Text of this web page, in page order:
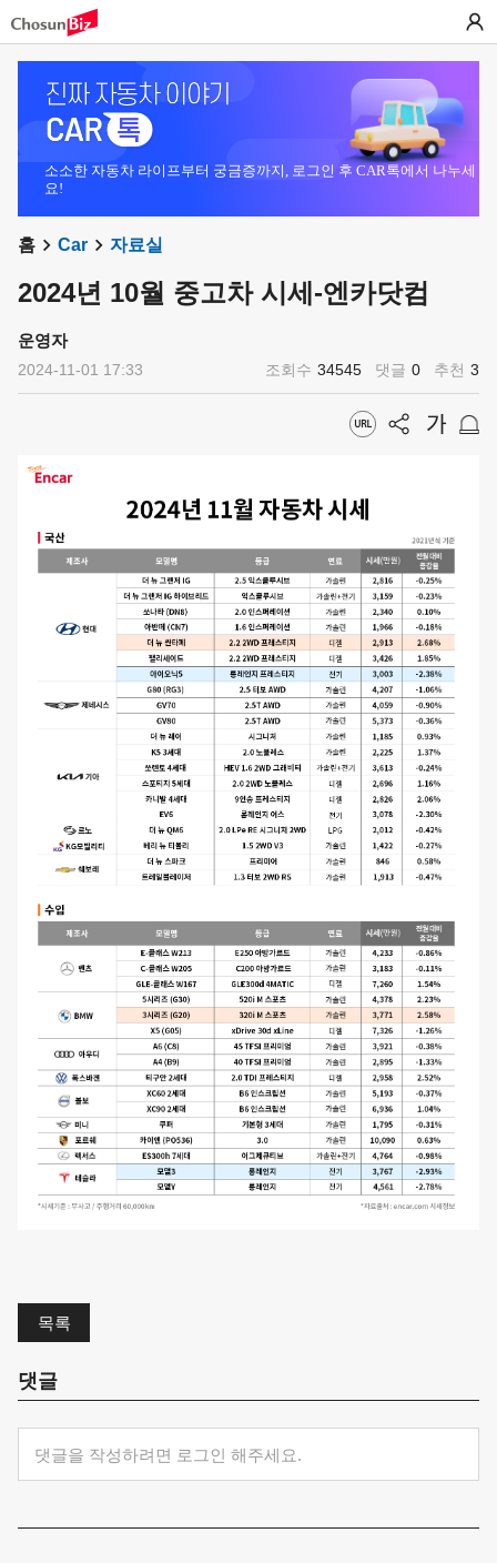
소소한 자동차 라이프부터 궁금증까지, 로그인 후 CAR톡에서 나누세
요!
홈 Car 자료실
2024년 10월 중고차 시세-엔카닷컴
운영자
2024-11-01 17:33 조회수 34545 댓글 0 추천 3
목록
댓글
댓글을 작성하려면 로그인 해주세요.